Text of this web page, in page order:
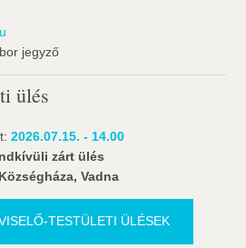
jegyző
ülés
2026.07.15. - 14.00
zárt ülés
Községháza, Vadna
TESTÜLETI ÜLÉSEK